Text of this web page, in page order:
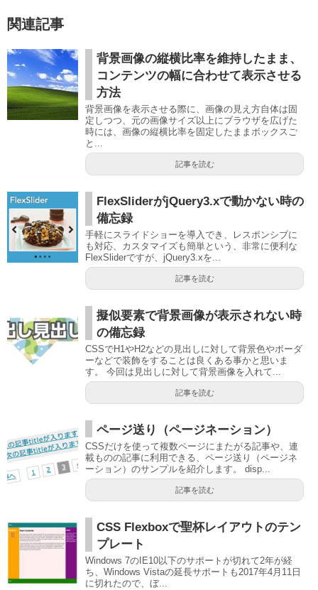
関連記事
背景画像の縦横比率を維持したまま、
コンテンツの幅に合わせて表示させる
方法
背景画像を表示させる際に、画像の見え方自体は固
定しつつ、元の画像サイズ以上にブラウザを広げた
時には、画像の縦横比率を固定したままボックスご
と...
記事を読む
FlexSliderがjQuery3.xで動かない時の
備忘録
手軽にスライドショーを導入でき、レスポンシブに
も対応、カスタマイズも簡単という、非常に便利な
FlexSliderですが、jQuery3.xを...
記事を読む
擬似要素で背景画像が表示されない時
の備忘録
CSSでH1やH2などの見出しに対して背景色やボーダ
ーなどで装飾をすることは良くある事かと思いま
す。 今回は見出しに対して背景画像を入れて...
記事を読む
ページ送り（ページネーション）
CSSだけを使って複数ページにまたがる記事や、連
載ものの記事に利用できる、ページ送り（ページネ
ーション）のサンプルを紹介します。 disp...
記事を読む
CSS Flexboxで聖杯レイアウトのテン
プレート
Windows 7のIE10以下のサポートが切れて2年が経
ち、Windows Vistaの延長サポートも2017年4月11日
に切れたので、ぼ...